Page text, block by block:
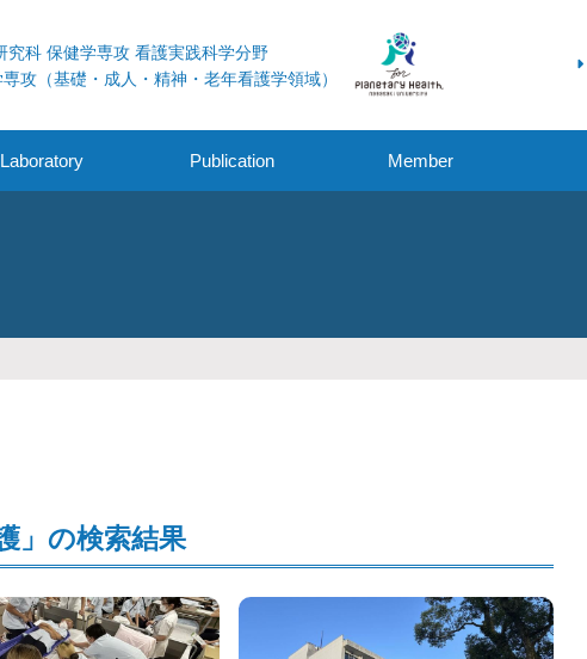
科 保健学専攻 看護実践科学分野
攻（基礎・成人・精神・老年看護学領域）
Laboratory Publication Member
」の検索結果